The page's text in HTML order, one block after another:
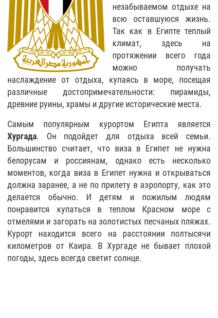
незабываемом отдыхе на
всю оставшуюся жизнь.
Так как в Египте теплый
климат, здесь на
протяжении всего года
можно получать
наслаждение от отдыха, купаясь в море, посещая
различные достопримечательности: пирамиды,
древние руины, храмы и другие исторические места.
Самым популярным курортом Египта является
Хургада. Он подойдет для отдыха всей семьи.
Большинство считает, что виза в Египет не нужна
белорусам и россиянам, однако есть несколько
моментов, когда виза в Египет нужна и открываться
должна заранее, а не по прилету в аэропорту, как это
делается обычно. И детям и пожилым людям
понравится купаться в теплом Красном море с
отмелями и загорать на золотистых песчаных пляжах.
Курорт находится всего на расстоянии полтысячи
километров от Каира. В Хургаде не бывает плохой
погоды, здесь всегда светит солнце.